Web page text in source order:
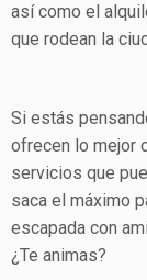
así como el
que rodean la
Si estás
ofrecen lo mejor
servicios que
saca el máximo
escapada con
¿Te animas?